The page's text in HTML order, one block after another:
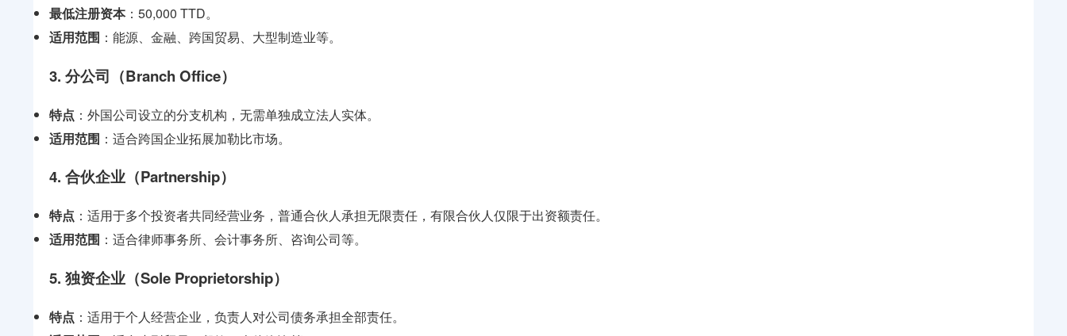
最低注册资本：50,000 TTD。
适用范围 ：能源、金融、跨国贸易、大型制造业等。
3. 分公司（Branch Office）
特点 ：外国公司设立的分支机构，无需单独成立法人实体。
适用范围 ：适合跨国企业拓展加勒比市场。
4. 合伙企业（Partnership）
特点 ：适用于多个投资者共同经营业务，普通合伙人承担无限责任，有限合伙人仅限于出资额责任。
适用范围 ：适合律师事务所、会计事务所、咨询公司等。
5. 独资企业（Sole Proprietorship）
特点 ：适用于个人经营企业，负责人对公司债务承担全部责任。